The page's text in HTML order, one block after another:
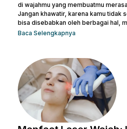
di wajahmu yang membuatmu
Jangan khawatir, karena kamu tidak
bisa disebabkan oleh berbagai hal,
bakar, hingga bekas operasi. Ada
beauties mengetahui cara terbaik
agar kamu bisa kembali memiliki
Baca Selengkapnya